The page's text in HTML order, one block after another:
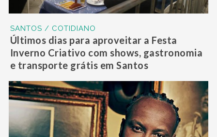
SANTOS / COTIDIANO
Últimos dias para aproveitar a Festa
Inverno Criativo com shows, gastronomia
e transporte grátis em Santos